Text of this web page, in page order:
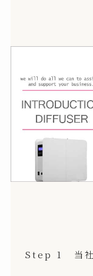
Step 1 当社